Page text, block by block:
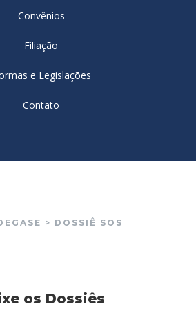
Convênios
Filiação
e Legislações
Contato
> DOSSIÊ SOS
os Dossiês